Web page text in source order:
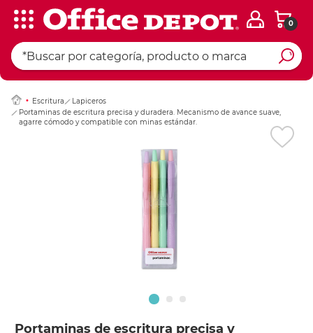
0
Escritura
Lapiceros
Portaminas de escritura precisa y duradera. Mecanismo de avance suave,
agarre cómodo y compatible con minas estándar.
Portaminas de escritura precisa y
Ingresar Codigo